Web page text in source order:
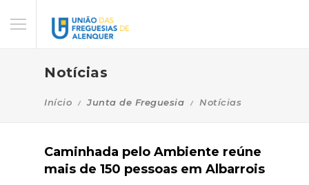
Notícias
Início Junta de Freguesia Notícias
Caminhada pelo Ambiente reúne
mais de 150 pessoas em Albarrois